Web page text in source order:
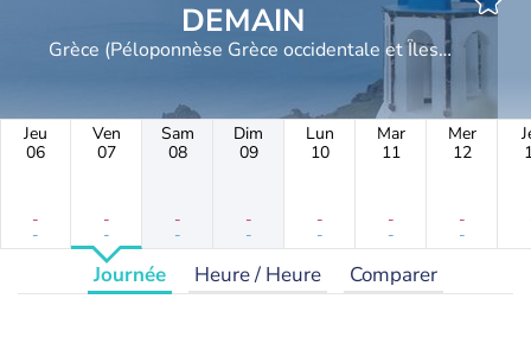
DEMAIN
Grèce (Péloponnèse Grèce occidentale et Îles
Jeu
06
-
-
Ven
07
-
-
Sam
08
-
-
Dim
09
-
-
Lun
10
-
-
Mar
11
-
-
Mer
12
-
-
Journée Heure / Heure Comparer